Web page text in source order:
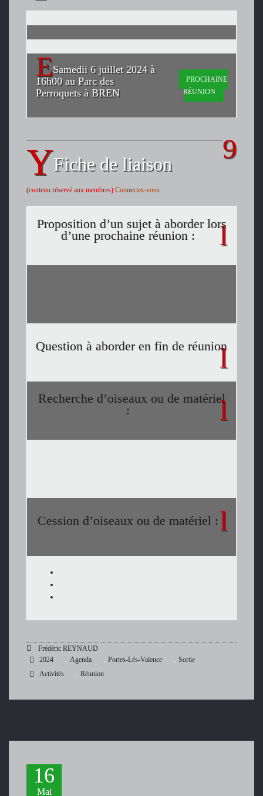
Samedii 6 juillet 2024 à
16h00 au Parc des
Perroquets à BREN
PROCHAINE
RÉUNION
Fiche de liaison
(contenu réservé aux membres) Connectez-vous
Proposition d’un sujet à aborder lors
d’une prochaine réunion :
Question à aborder en fin de réunion
Recherche d’oiseaux ou de matériel
:
Cession d’oiseaux ou de matériel :
Frédéric REYNAUD
2024
, Agenda , Portes-Lès-Valence , Sortie
Activités
, Réunion
16
Mai